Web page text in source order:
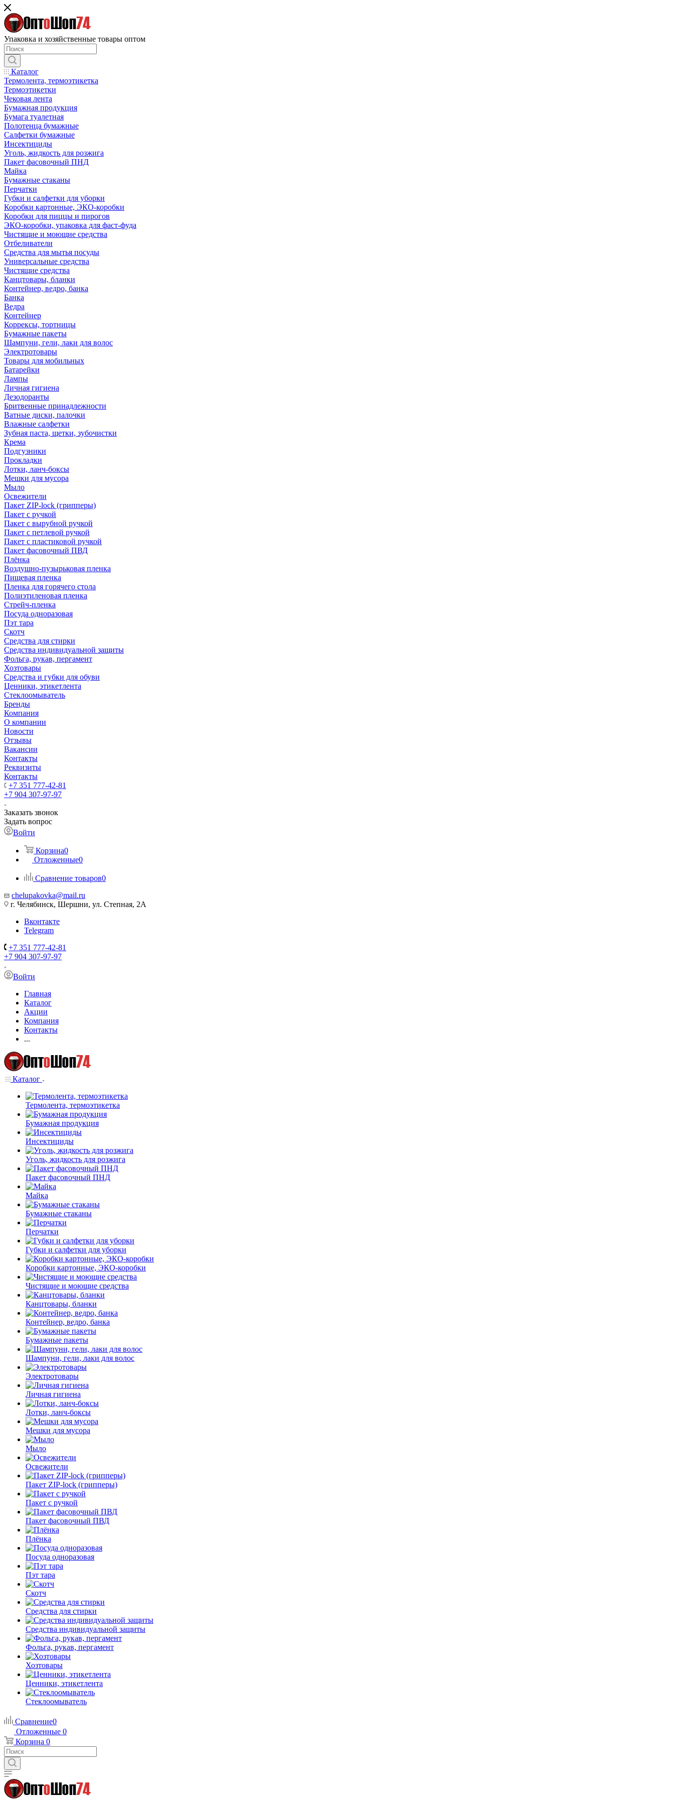
Упаковка и хозяйственные товары оптом
Каталог
Термолента, термоэтикетка
Термоэтикетки
Чековая лента
Бумажная продукция
Бумага туалетная
Полотенца бумажные
Салфетки бумажные
Инсектициды
Уголь, жидкость для розжига
Пакет фасовочный ПНД
Майка
Бумажные стаканы
Перчатки
Губки и салфетки для уборки
Коробки картонные, ЭКО-коробки
Коробки для пиццы и пирогов
ЭКО-коробки, упаковка для фаст-фуда
Чистящие и моющие средства
Отбеливатели
Средства для мытья посуды
Универсальные средства
Чистящие средства
Канцтовары, бланки
Контейнер, ведро, банка
Банка
Ведра
Контейнер
Коррексы, тортницы
Бумажные пакеты
Шампуни, гели, лаки для волос
Электротовары
Товары для мобильных
Батарейки
Лампы
Личная гигиена
Дезодоранты
Бритвенные принадлежности
Ватные диски, палочки
Влажные салфетки
Зубная паста, щетки, зубочистки
Крема
Подгузники
Прокладки
Лотки, ланч-боксы
Мешки для мусора
Мыло
Освежители
Пакет ZIP-lock (грипперы)
Пакет с ручкой
Пакет с вырубной ручкой
Пакет с петлевой ручкой
Пакет с пластиковой ручкой
Пакет фасовочный ПВД
Плёнка
Воздушно-пузырьковая пленка
Пищевая пленка
Пленка для горячего стола
Полиэтиленовая пленка
Стрейч-пленка
Посуда одноразовая
Пэт тара
Скотч
Средства для стирки
Средства индивидуальной защиты
Фольга, рукав, пергамент
Хозтовары
Средства и губки для обуви
Ценники, этикетлента
Стеклоомыватель
Бренды
Компания
О компании
Новости
Отзывы
Вакансии
Контакты
Реквизиты
Контакты
+7 351 777-42-81
+7 904 307-97-97
Заказать звонок
Задать вопрос
Войти
Корзина0
Отложенные0
Сравнение товаров0
chelupakovka@mail.ru
г. Челябинск, Шершни, ул. Степная, 2А
Вконтакте
Telegram
+7 351 777-42-81
+7 904 307-97-97
Войти
Главная
Каталог
Акции
Компания
Контакты
...
Каталог
Термолента, термоэтикетка
Бумажная продукция
Инсектициды
Уголь, жидкость для розжига
Пакет фасовочный ПНД
Майка
Бумажные стаканы
Перчатки
Губки и салфетки для уборки
Коробки картонные, ЭКО-коробки
Чистящие и моющие средства
Канцтовары, бланки
Контейнер, ведро, банка
Бумажные пакеты
Шампуни, гели, лаки для волос
Электротовары
Личная гигиена
Лотки, ланч-боксы
Мешки для мусора
Мыло
Освежители
Пакет ZIP-lock (грипперы)
Пакет с ручкой
Пакет фасовочный ПВД
Плёнка
Посуда одноразовая
Пэт тара
Скотч
Средства для стирки
Средства индивидуальной защиты
Фольга, рукав, пергамент
Хозтовары
Ценники, этикетлента
Стеклоомыватель
Сравнение0
Отложенные 0
Корзина 0